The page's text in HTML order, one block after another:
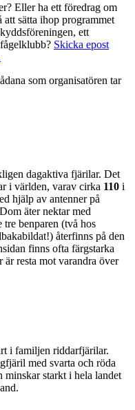
Eller ha ett föredrag om
sätta ihop programmet
ett
Skicka epost
som organisatören tar
dagaktiva fjärilar. Det
i världen, varav cirka 110 i
hjälp av antenner på
äter nektar med
benparen (två hos
återfinns på den
finns ofta färgstarka
resta mot varandra över
i familjen riddarfjärilar.
med svarta och röda
minskar starkt i hela landet